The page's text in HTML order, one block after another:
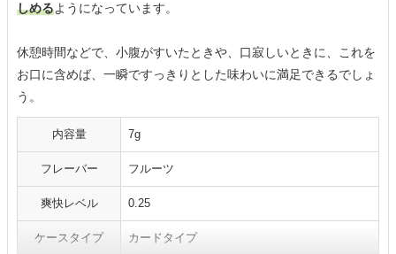
しめるようになっています。
休憩時間などで、小腹がすいたときや、口寂しいときに、これを
お口に含めば、一瞬ですっきりとした味わいに満足できるでしょ
う。
内容量 7g
フレーバー フルーツ
爽快レベル 0.25
ケースタイプ カードタイプ